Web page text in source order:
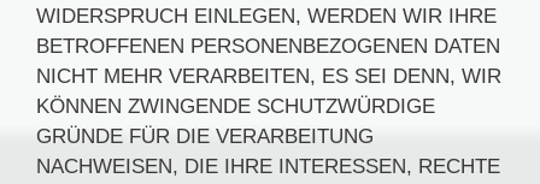
WIDERSPRUCH EINLEGEN, WERDEN WIR IHRE
BETROFFENEN PERSONENBEZOGENEN DATEN
NICHT MEHR VERARBEITEN, ES SEI DENN, WIR
KÖNNEN ZWINGENDE SCHUTZWÜRDIGE
GRÜNDE FÜR DIE VERARBEITUNG
NACHWEISEN, DIE IHRE INTERESSEN, RECHTE